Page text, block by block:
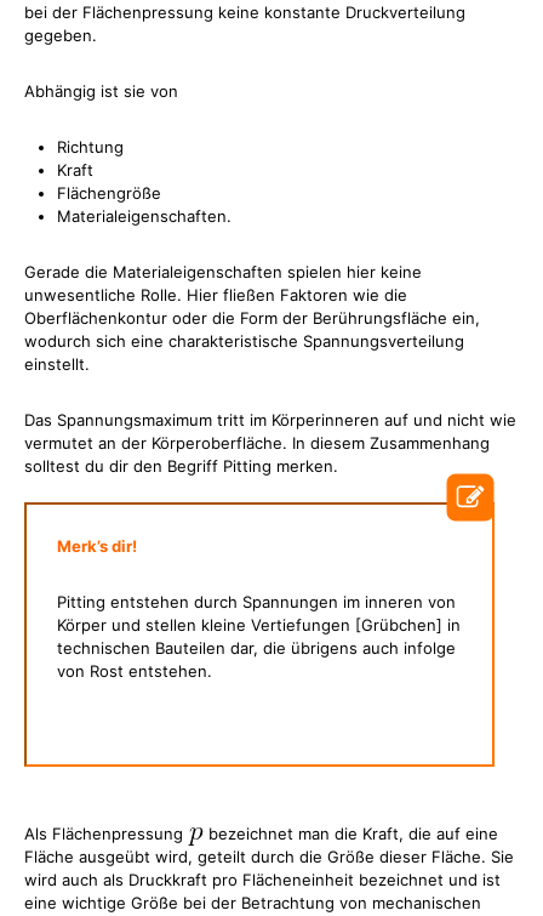
bei der Flächenpressung keine konstante Druckverteilung
gegeben.
Abhängig ist sie von
Richtung
Kraft
Flächengröße
Materialeigenschaften.
Gerade die Materialeigenschaften spielen hier keine
unwesentliche Rolle. Hier fließen Faktoren wie die
Oberflächenkontur oder die Form der Berührungsfläche ein,
wodurch sich eine charakteristische Spannungsverteilung
einstellt.
Das Spannungsmaximum tritt im Körperinneren auf und nicht wie
vermutet an der Körperoberfläche. In diesem Zusammenhang
solltest du dir den Begriff Pitting merken.
Merk’s dir!
Pitting entstehen durch Spannungen im inneren von
Körper und stellen kleine Vertiefungen [Grübchen] in
technischen Bauteilen dar, die übrigens auch infolge
von Rost entstehen.
Als Flächenpressung
bezeichnet man die Kraft, die auf eine
Fläche ausgeübt wird, geteilt durch die Größe dieser Fläche. Sie
wird auch als Druckkraft pro Flächeneinheit bezeichnet und ist
eine wichtige Größe bei der Betrachtung von mechanischen